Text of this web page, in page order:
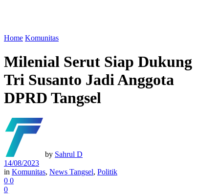
Home Komunitas
Milenial Serut Siap Dukung
Tri Susanto Jadi Anggota
DPRD Tangsel
by Sahrul D
14/08/2023
in Komunitas, News Tangsel, Politik
0 0
0